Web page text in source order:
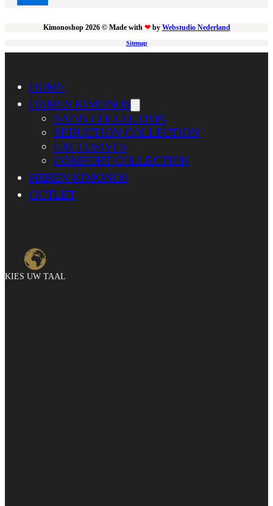
Kimonoshop 2026 © Made with ❤ by Webstudio Nederland
Sitemap
HOME
DAMES KIMONOS
SATIN COLLECTION
SEDUCTION COLLECTION
EXCLUSIVES
COMFORT COLLECTION
HEREN KIMONOS
OUTLET
KIES UW TAAL